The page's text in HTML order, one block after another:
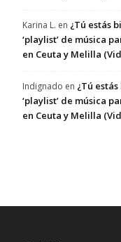
Karina L. en ¿Tú estás
‘playlist’ de música
en Ceuta y Melilla
Indignado en ¿Tú
‘playlist’ de música
en Ceuta y Melilla